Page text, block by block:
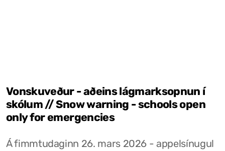
Vonskuveður - aðeins lágmarksopnun í
skólum // Snow warning - schools open
only for emergencies
Á fimmtudaginn 26. mars 2026 - appelsínugul